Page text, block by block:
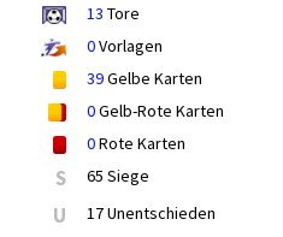
13 Tore
0Vorlagen
39Gelbe Karten
0Gelb-Rote Karten
0Rote Karten
S 65 Siege
U 17 Unentschieden